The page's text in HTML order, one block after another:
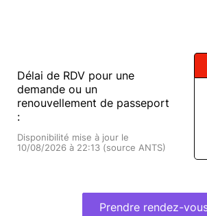
Délai de RDV pour une
demande ou un
renouvellement de passeport
:
Disponibilité mise à jour le
10/08/2026 à 22:13 (source ANTS)
Prendre rendez-